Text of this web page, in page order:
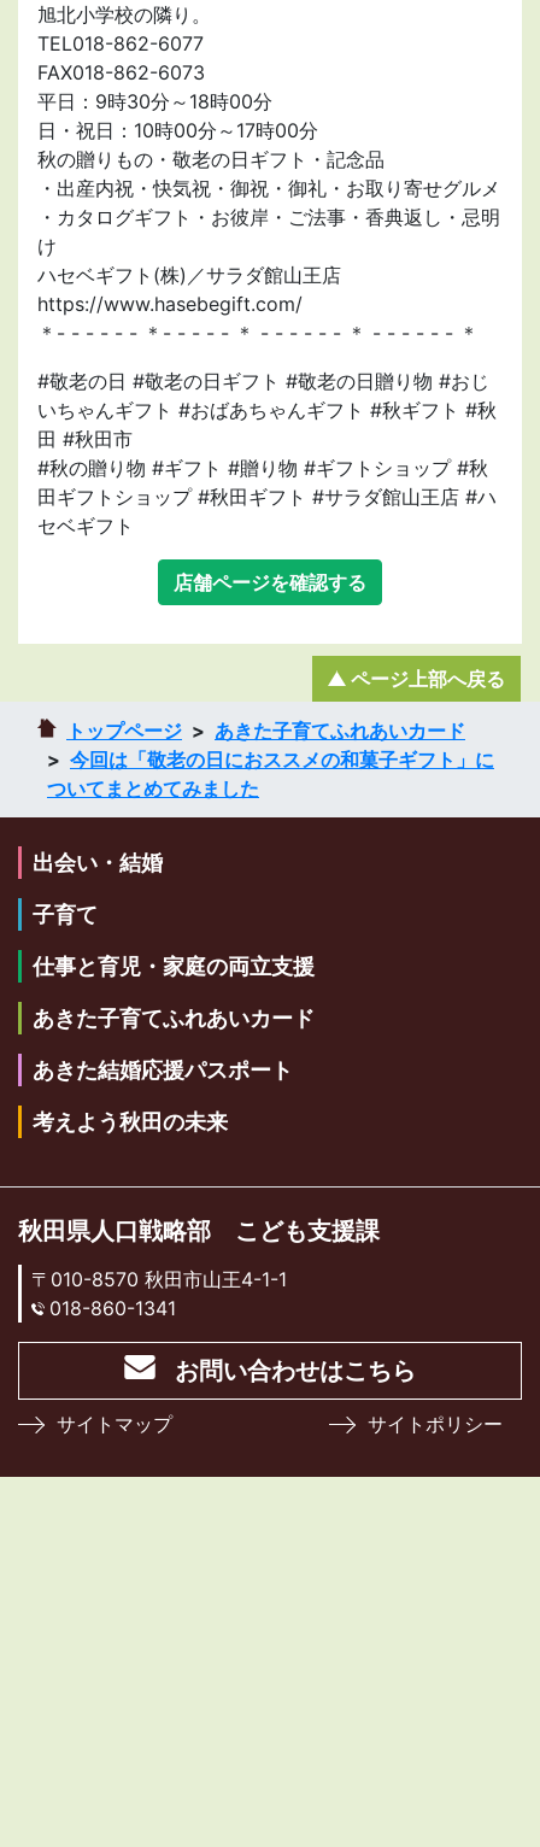
旭北小学校の隣り。
TEL018-862-6077
FAX018-862-6073
平日：9時30分～18時00分
日・祝日：10時00分～17時00分
秋の贈りもの・敬老の日ギフト・記念品
・出産内祝・快気祝・御祝・御礼・お取り寄せグルメ
・カタログギフト・お彼岸・ご法事・香典返し・忌明
け
ハセベギフト(株)／サラダ館山王店
https://www.hasebegift.com/
＊- - - - - - ＊- - - - - ＊ - - - - - - ＊ - - - - - - ＊
#敬老の日 #敬老の日ギフト #敬老の日贈り物 #おじ
いちゃんギフト #おばあちゃんギフト #秋ギフト #秋
田 #秋田市
#秋の贈り物 #ギフト #贈り物 #ギフトショップ #秋
田ギフトショップ #秋田ギフト #サラダ館山王店 #ハ
セベギフト
店舗ページを確認する
トップページ
あきた子育てふれあいカード
今回は「敬老の日におススメの和菓子ギフト」に
ついてまとめてみました
ページ上部へ戻る
出会い・結婚
子育て
仕事と育児・家庭の両立支援
あきた子育てふれあいカード
あきた結婚応援パスポート
考えよう秋田の未来
秋田県人口戦略部 こども支援課
〒010-8570 秋田市山王4-1-1
018-860-1341
お問い合わせはこちら
サイトマップ サイトポリシー